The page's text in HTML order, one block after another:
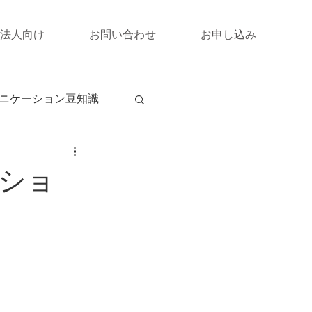
法人向け お問い合わせ お申し込み
ケーション豆知識
ョ